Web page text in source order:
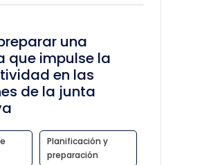
una
que impulse la
en las
de la junta
Planificación y
preparación